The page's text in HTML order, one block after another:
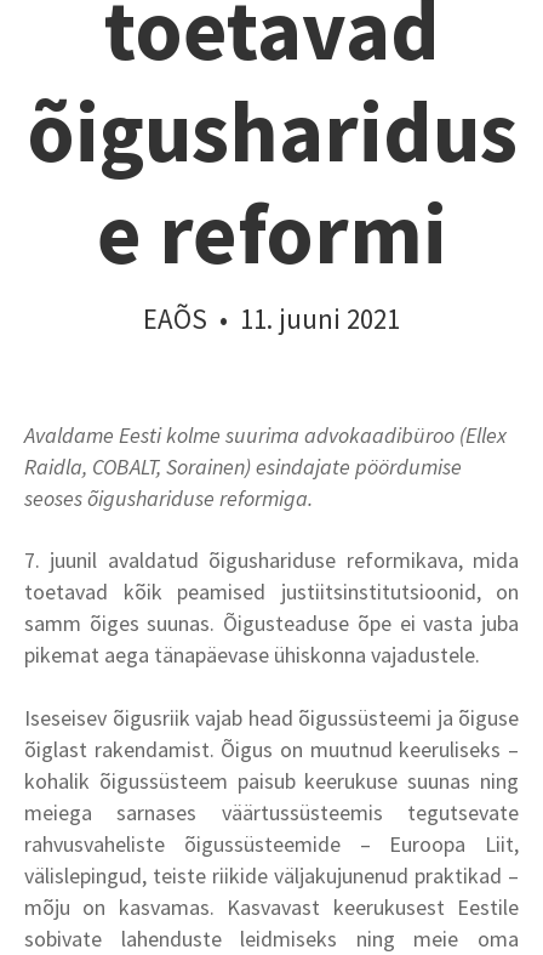
toetavad
õigusharidus
e reformi
EAÕS • 11. juuni 2021
Avaldame Eesti kolme suurima advokaadibüroo (Ellex
Raidla, COBALT, Sorainen) esindajate pöördumise
seoses õigushariduse reformiga.
7. juunil avaldatud õigushariduse reformikava, mida
toetavad kõik peamised justiitsinstitutsioonid, on
samm õiges suunas. Õigusteaduse õpe ei vasta juba
pikemat aega tänapäevase ühiskonna vajadustele.
Iseseisev õigusriik vajab head õigussüsteemi ja õiguse
õiglast rakendamist. Õigus on muutnud keeruliseks –
kohalik õigussüsteem paisub keerukuse suunas ning
meiega sarnases väärtussüsteemis tegutsevate
rahvusvaheliste õigussüsteemide – Euroopa Liit,
välislepingud, teiste riikide väljakujunenud praktikad –
mõju on kasvamas. Kasvavast keerukusest Eestile
sobivate lahenduste leidmiseks ning meie oma